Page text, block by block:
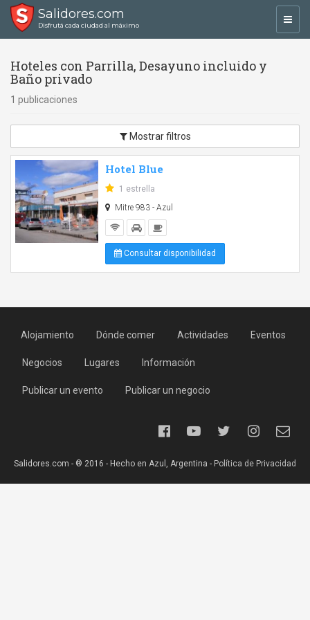
Salidores.com
Disfrutá cada ciudad al máximo
Hoteles con Parrilla, Desayuno incluido y
Baño privado
1 publicaciones
Mostrar filtros
Hotel Blue
1 estrella
Mitre 983 - Azul
Consultar disponibilidad
Alojamiento Dónde comer Actividades Eventos
Negocios Lugares Información
Publicar un evento Publicar un negocio
Salidores.com - ® 2016 - Hecho en Azul, Argentina - Política de Privacidad